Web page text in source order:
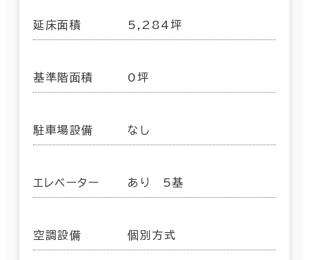
延床面積 5,284坪
基準階面積 0坪
駐車場設備 なし
エレベーター あり 5基
空調設備 個別方式